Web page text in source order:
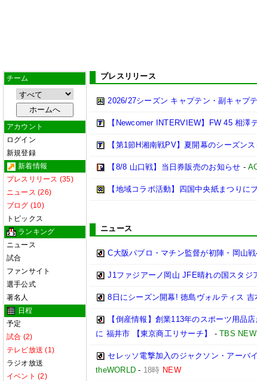
チーム
アカウント
ログイン
新規登録
新着情報
プレスリリース (35)
ニュース (26)
ブログ (10)
トピックス
ランキング
ニュース
試合
ファンサイト
選手公式
著名人
日程
予定
試合 (2)
テレビ放送 (1)
ラジオ放送
イベント (2)
プレスリリース
2026/27シーズン キャプテン・副キャプ
【Newcomer INTERVIEW】FW 45 相澤
【第1節H湘南戦PV】夏開幕のシーズン
【8/8 山口戦】当日券販売のお知らせ -
【地域コラボ活動】四国中央紙まつりに
ニュース
C大阪パブロ・マチン監督が初陣・岡山
J1ファジアーノ岡山 JFE晴れの国スタジ
8日にシーズン開幕! 徳島ヴォルティス 吉
【倒産情報】創業113年のスポーツ用品
に 福井市 【東京商工リサーチ】
-TBS
セレッソ電撃加入のジャクソン・アーバ
theWORLD - 18時 NEW